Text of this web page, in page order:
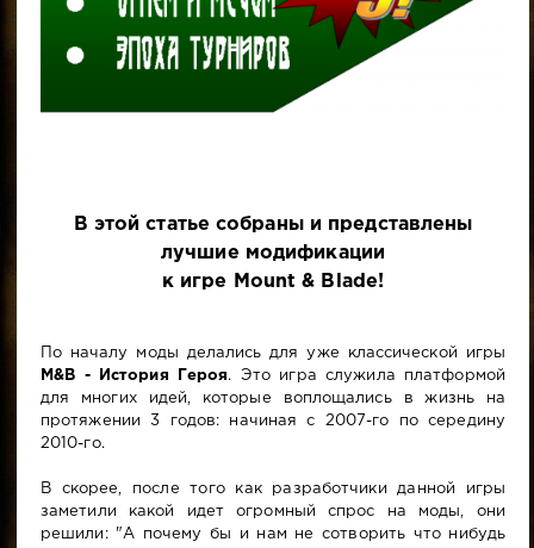
В этой статье собраны и представлены
лучшие модификации
к игре Mount & Blade!
По началу моды делались для уже классической игры
M&B - История Героя. Это игра служила платформой
для многих идей, которые воплощались в жизнь на
протяжении 3 годов: начиная с 2007-го по середину
2010-го.
В скорее, после того как разработчики данной игры
заметили какой идет огромный спрос на моды, они
решили: "А почему бы и нам не сотворить что нибудь